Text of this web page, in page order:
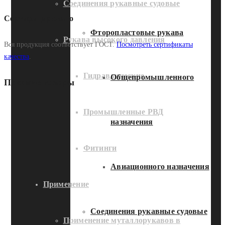
Соединения рукавные судовые
Рукава высокого давления
Гидравлические
Промышленные РВД
Фитинги
Применение
Применение муталлорукавов в
Фторопластовые рукава
Общепромышленного
назначения
Авиационного назначения
Соединения рукавные судовые
Сертифицировано
Вся продукция соответствует ГОСТ.Посмотреть сертификаты
качества.
Похожие товары